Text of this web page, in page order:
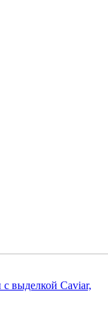
выделкой Caviar,